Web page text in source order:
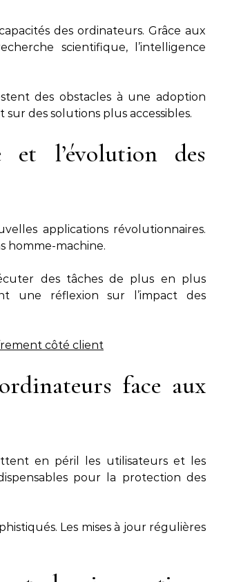
des ordinateurs. Grâce aux
scientifique, l’intelligence
des obstacles à une adoption
sur des solutions plus accessibles.
et l’évolution des
applications révolutionnaires.
homme-machine.
des tâches de plus en plus
une réflexion sur l’impact des
côté client
face aux
en péril les utilisateurs et les
pour la protection des
Les mises à jour régulières